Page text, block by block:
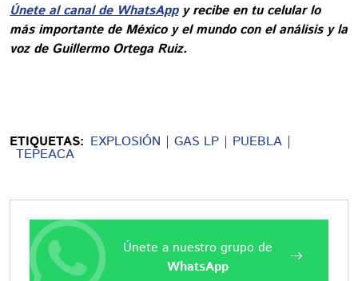
Únete al canal de WhatsAppy recibe en tu celular lo
más importante de México y el mundo con el análisis y la
voz de Guillermo Ortega Ruiz.
ETIQUETAS: EXPLOSIÓN GAS LP PUEBLA
TEPEACA
Únete a nuestro grupo de
WhatsApp